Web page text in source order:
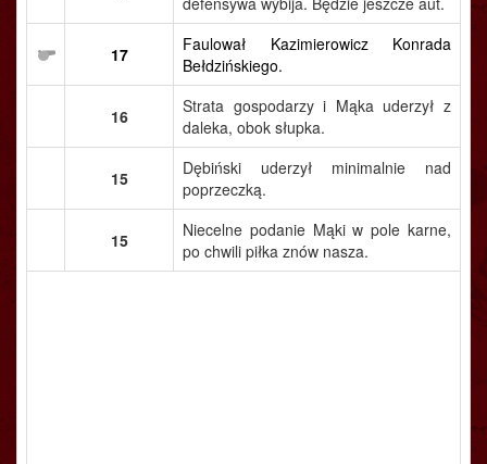
17
Faulował Kazimierowicz Konrada
Bełdzińskiego.
16
Strata gospodarzy i Mąka uderzył z
daleka, obok słupka.
15
Dębiński uderzył minimalnie nad
poprzeczką.
15
Niecelne podanie Mąki w pole karne,
po chwili piłka znów nasza.